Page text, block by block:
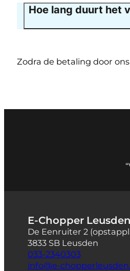
Hoe lang duurt het
Zodra de betaling door
E-Chopper Leusden
De Eenruiter 2
3833 SB Leusden
033-2340303
info@e-